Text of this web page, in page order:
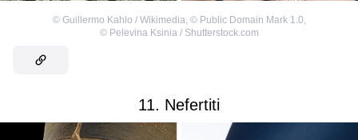
© Guillermo Kahlo / Wikimedia, © Public Domain Mark 1.0,
© Pelevina Ksinia / Shutterstock.com
11. Nefertiti